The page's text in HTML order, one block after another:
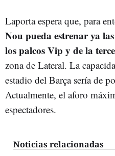
Laporta espera que, para
Nou pueda estrenar ya
los palcos Vip y de la
zona de Lateral. La
estadio del Barça sería de
Actualmente, el aforo
espectadores.
Noticias relacionadas